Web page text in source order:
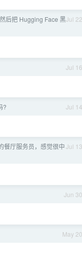
Jul 22
后把 Hugging Face 黑
Jul 16
Jul 14
?
Jul 13
餐厅服务员，感觉很中
Jun 30
May 20